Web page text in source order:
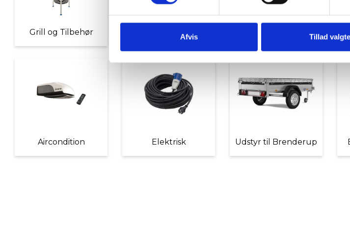
Afvis Tillad valgte
Grill og Tilbehør Indvendigt Udstyr Udvendigt Udstyr
Aircondition Elektrisk Udstyr til Brenderup